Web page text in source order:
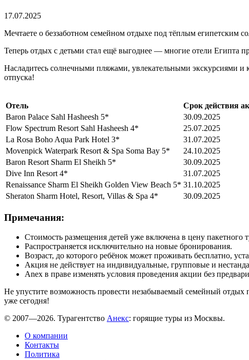
17.07.2025
Мечтаете о беззаботном семейном отдыхе под тёплым египетским
Теперь отдых с детьми стал ещё выгоднее — многие отели Египта
Насладитесь солнечными пляжами, увлекательными экскурсиями и
отпуска!
Отель Срок действия
Baron Palace Sahl Hasheesh 5*
30.09.2025
Flow Spectrum Resort Sahl Hasheesh 4*
25.07.2025
La Rosa Boho Aqua Park Hotel 3*
31.07.2025
Movenpick Waterpark Resort & Spa Soma Bay 5*
24.10.2025
Baron Resort Sharm El Sheikh 5*
30.09.2025
Dive Inn Resort 4*
31.07.2025
Renaissance Sharm El Sheikh Golden View Beach 5* 31.10.2025
Sheraton Sharm Hotel, Resort, Villas & Spa 4*
30.09.2025
Примечания:
Стоимость размещения детей уже включена в цену пакетного
Распространяется исключительно на новые бронирования.
Возраст, до которого ребёнок может проживать бесплатно,
Акция не действует на индивидуальные, групповые и
Anex в праве изменять условия проведения акции без
Не упустите возможность провести незабываемый семейный отдых
уже сегодня!
© 2007—2026. Турагентство Анекс: горящие туры из Москвы.
О компании
Контакты
Политика